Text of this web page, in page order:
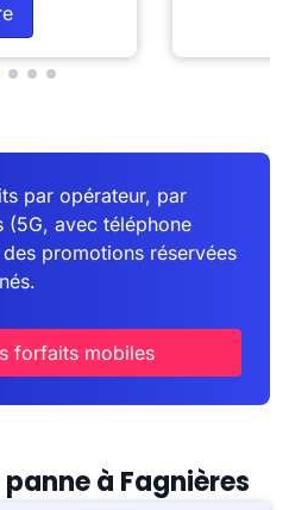
par opérateur, par
(5G, avec téléphone
promotions réservées
forfaits mobiles
à Fagnières